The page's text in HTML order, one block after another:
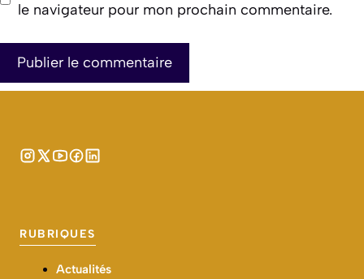
le navigateur pour mon prochain commentaire.
RUBRIQUES
Actualités